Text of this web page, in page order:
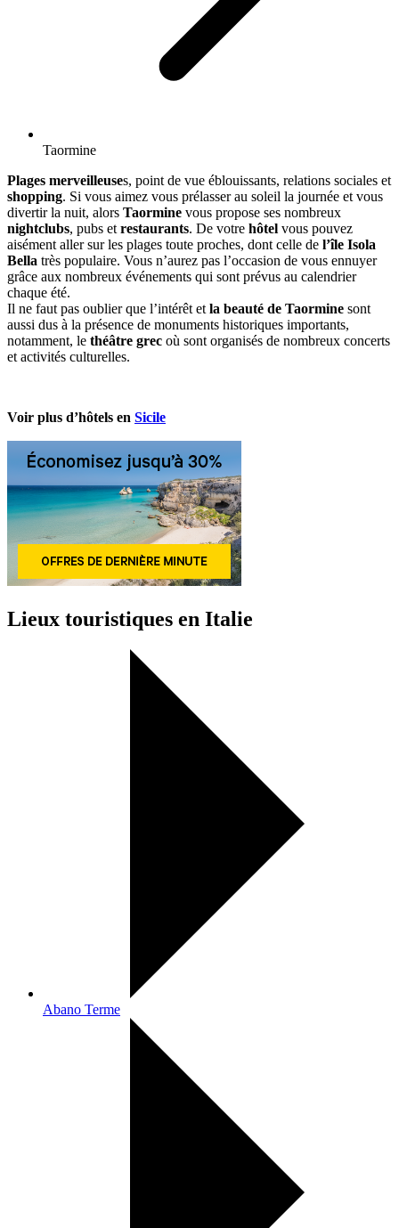
Taormine
Plages merveilleuses, point de vue éblouissants, relations sociales et
shopping. Si vous aimez vous prélasser au soleil la journée et vous
divertir la nuit, alors Taormine vous propose ses nombreux
nightclubs, pubs et restaurants. De votre hôtel vous pouvez
aisément aller sur les plages toute proches, dont celle de l’île Isola
Bella très populaire. Vous n’aurez pas l’occasion de vous ennuyer
grâce aux nombreux événements qui sont prévus au calendrier
chaque été.
Il ne faut pas oublier que l’intérêt et la beauté de Taormine sont
aussi dus à la présence de monuments historiques importants,
notamment, le théâtre grec où sont organisés de nombreux concerts
et activités culturelles.
Voir plus d’hôtels en Sicile
Lieux touristiques en Italie
Abano Terme